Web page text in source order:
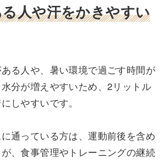
人や汗をかきやすい
る人や、暑い環境で過ごす時間が
分が増えやすいため、2リットル
しやすいです。
通っている方は、運動前後を含め
、食事管理やトレーニングの継続